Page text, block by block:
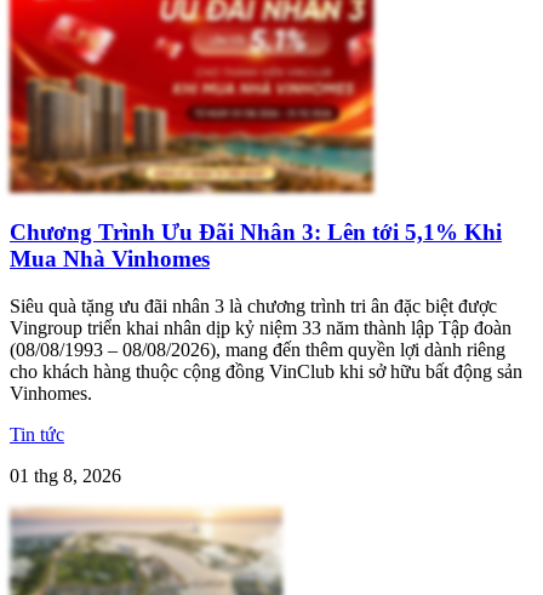
Chương Trình Ưu Đãi Nhân 3: Lên tới 5,1% Khi
Mua Nhà Vinhomes
Siêu quà tặng ưu đãi nhân 3 là chương trình tri ân đặc biệt được
Vingroup triển khai nhân dịp kỷ niệm 33 năm thành lập Tập đoàn
(08/08/1993 – 08/08/2026), mang đến thêm quyền lợi dành riêng
cho khách hàng thuộc cộng đồng VinClub khi sở hữu bất động sản
Vinhomes.
Tin tức
01 thg 8, 2026